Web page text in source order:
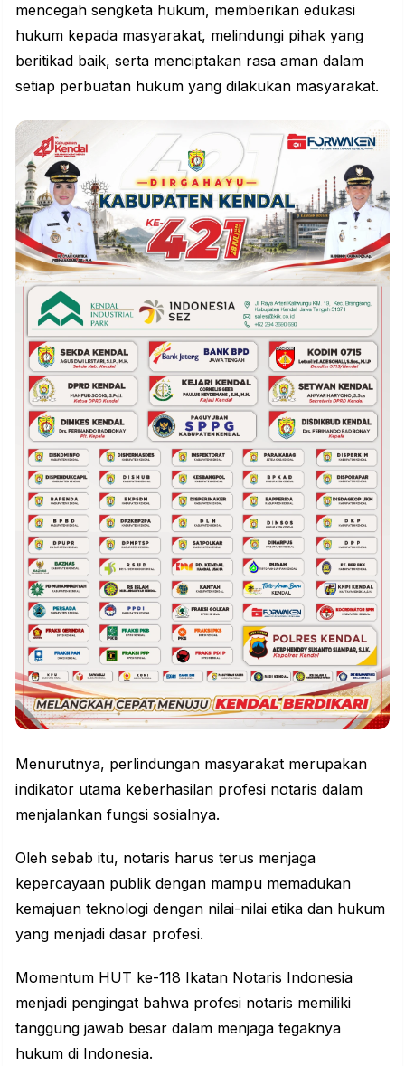
mencegah sengketa hukum, memberikan edukasi
hukum kepada masyarakat, melindungi pihak yang
beritikad baik, serta menciptakan rasa aman dalam
setiap perbuatan hukum yang dilakukan masyarakat.
Menurutnya, perlindungan masyarakat merupakan
indikator utama keberhasilan profesi notaris dalam
menjalankan fungsi sosialnya.
Oleh sebab itu, notaris harus terus menjaga
kepercayaan publik dengan mampu memadukan
kemajuan teknologi dengan nilai-nilai etika dan hukum
yang menjadi dasar profesi.
Momentum HUT ke-118 Ikatan Notaris Indonesia
menjadi pengingat bahwa profesi notaris memiliki
tanggung jawab besar dalam menjaga tegaknya
hukum di Indonesia.